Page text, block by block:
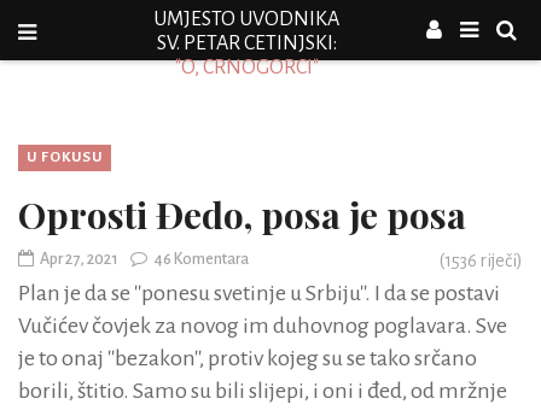
UMJESTO UVODNIKA
SV. PETAR CETINJSKI:
"O, CRNOGORCI"
U FOKUSU
Oprosti Đedo, posa je posa
Apr 27, 2021 46 Komentara (1536 riječi)
Plan je da se ''ponesu svetinje u Srbiju''. I da se postavi
Vučićev čovjek za novog im duhovnog poglavara. Sve
je to onaj ''bezakon'', protiv kojeg su se tako srčano
borili, štitio. Samo su bili slijepi, i oni i đed, od mržnje